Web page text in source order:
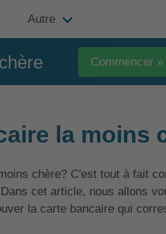
Autre
Commencer »
la moins
chère? C'est tout à fait
cet article, nous allons
la carte bancaire qui